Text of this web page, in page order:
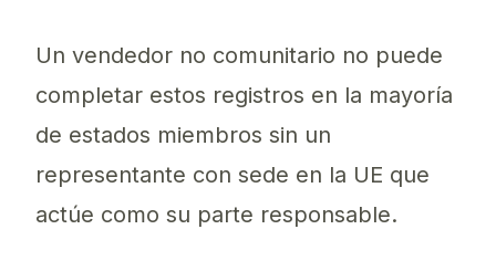
Un vendedor no comunitario no puede
completar estos registros en la mayoría
de estados miembros sin un
representante con sede en la UE que
actúe como su parte responsable.